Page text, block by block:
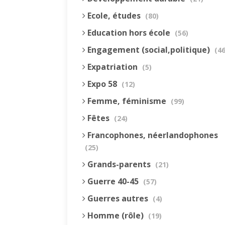
Ecole, études (80)
Education hors école (56)
Engagement (social,politique)
Expatriation (5)
Expo 58 (12)
Femme, féminisme (99)
Fêtes (24)
Francophones, néerlandophones
(25)
Grands-parents (21)
Guerre 40-45 (57)
Guerres autres (4)
Homme (rôle) (19)